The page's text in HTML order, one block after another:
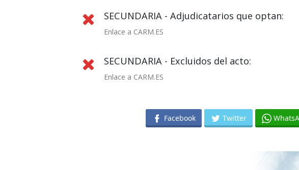
SECUNDARIA - Adjudicatarios que optan:
Enlace a CARM.ES
SECUNDARIA - Excluidos del acto:
Enlace a CARM.ES
Facebook Twitter